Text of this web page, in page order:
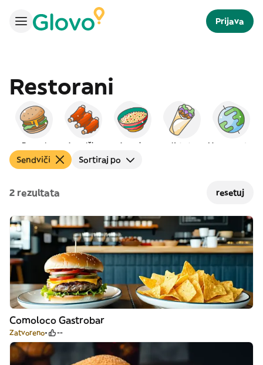
Prijava
Restorani
Burgeri Američka Arapska Kebab Međunarodna
Sendviči Sortiraj po
2 rezultata resetuj
Comoloco Gastrobar
Zatvoreno --